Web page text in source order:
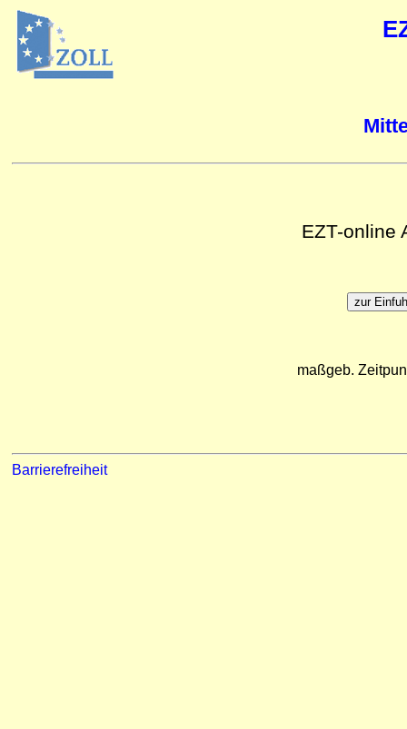
EZT-online
maßgeb.
Barrierefreiheit